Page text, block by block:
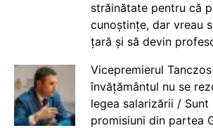
străinătate pentru că
cunoștințe, dar vreau
țară și să devin
Vicepremierul
învățământul nu se
legea salarizării / Sunt
promisiuni din partea